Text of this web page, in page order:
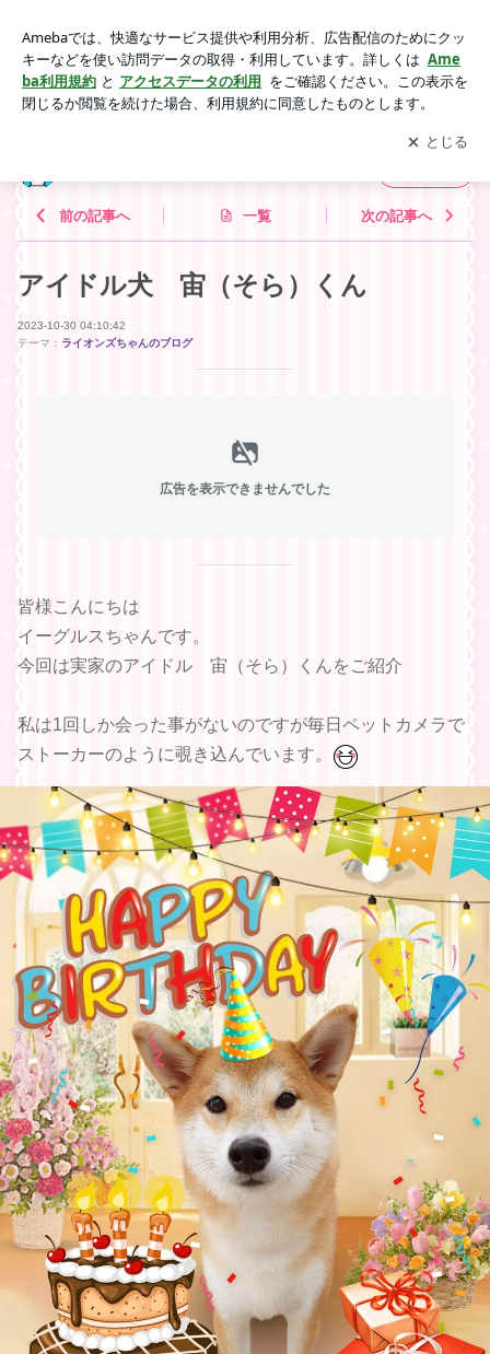
アプリをダウンロードして ブログの更新通知
を受け取りまし
ょう。
開く
前の記事へ 一覧 次の記事へ
アイドル犬 宙（そら）くん
2023-10-30 04:10:42
テーマ： ライオンズちゃんのブログ
広告を表示できませんでした
皆様こんにちは
イーグルスちゃんです。
今回は実家のアイドル 宙（そら）くんをご紹介
私は1回しか会った事がないのですが毎日ペットカメラで
ストーカーのように覗き込んでいます。